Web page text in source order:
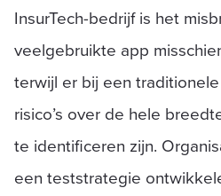
InsurTech-bedrijf is het
veelgebruikte app
terwijl er bij een
risico’s over de hele
te identificeren zijn.
een teststrategie